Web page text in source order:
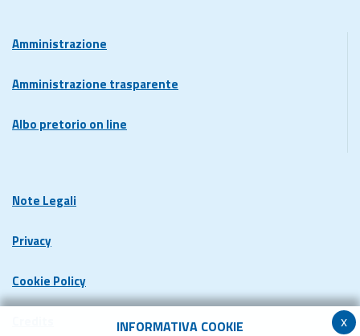
x
INFORMATIVA COOKIE
Amministrazione
Amministrazione trasparente
Albo pretorio on line
Note Legali
Privacy
Cookie Policy